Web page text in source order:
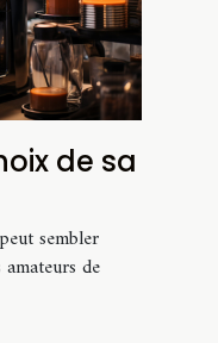
de sa
sembler
de